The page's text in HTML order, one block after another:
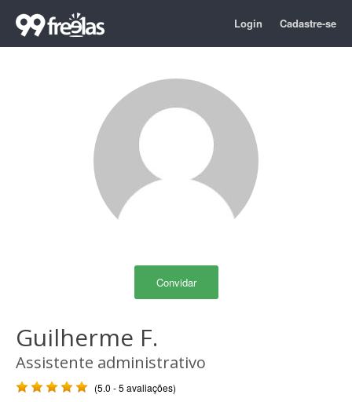
Login Cadastre-se
Convidar
Guilherme F.
Assistente administrativo
(5.0 - 5 avaliações)